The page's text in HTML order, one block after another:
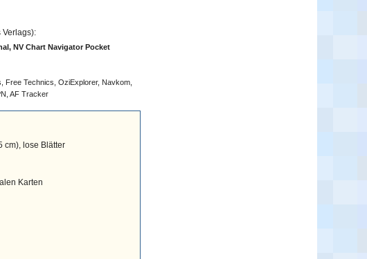
NV Chart Navigator Pocket
Free Technics, OziExplorer, Navkom,
AF Tracker
cm) , lose Blätter
Karten